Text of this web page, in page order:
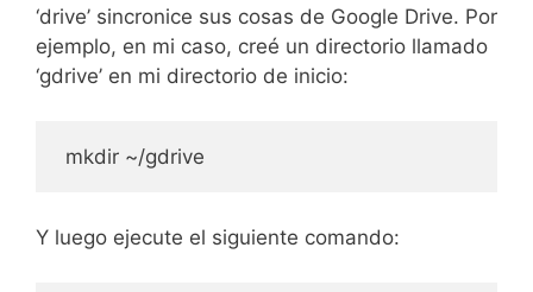
‘drive’ sincronice sus cosas de Google Drive. Por
ejemplo, en mi caso, creé un directorio llamado
‘gdrive’ en mi directorio de inicio:
mkdir ~/gdrive
Y luego ejecute el siguiente comando: